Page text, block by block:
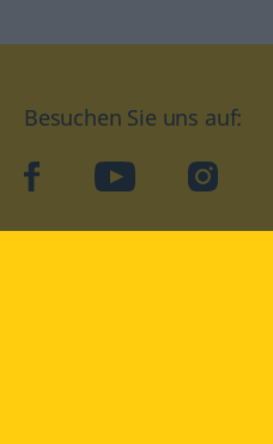
Besuchen Sie uns auf:
facebook YouTube Instagram